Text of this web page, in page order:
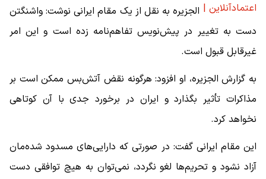
اعتمادآنلاین | الجزیره به نقل از یک مقام ایرانی نوشت: واشنگتن
دست به تغییر در پیش‌نویس تفاهم‌نامه زده است و این امر
غیرقابل قبول است.
به گزارش الجزیره، او افزود: هرگونه نقض آتش‌بس ممکن است بر
مذاکرات تأثیر بگذارد و ایران در برخورد جدی با آن کوتاهی
نخواهد کرد.
این مقام ایرانی گفت: در صورتی که دارایی‌های مسدود شده‌مان
آزاد نشود و تحریم‌ها لغو نگردد، نمی‌توان به هیچ توافقی دست